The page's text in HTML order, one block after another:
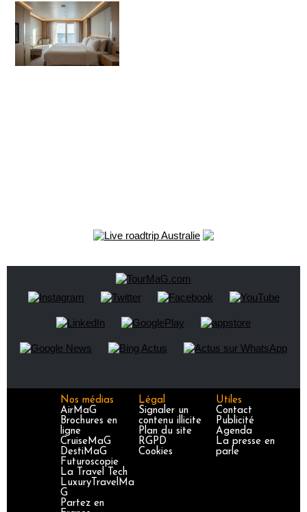
Nos médias
AirMaG
Brochures en
ligne
CruiseMaG
DestiMaG
Futuroscopie
La Travel Tech
LuxuryTravelMa
G
Partez en
Légal
Signaler un
contenu illicite
Plan du site
RGPD
Cookies
Utiles
Contact
Publicité
Agenda
La presse en
parle